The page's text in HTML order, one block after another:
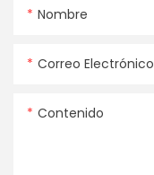
Nombre
Correo Electrónico
Contenido